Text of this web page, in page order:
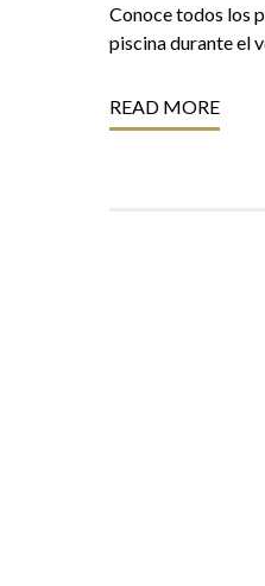
Conoce todos los
piscina durante el
READ MORE